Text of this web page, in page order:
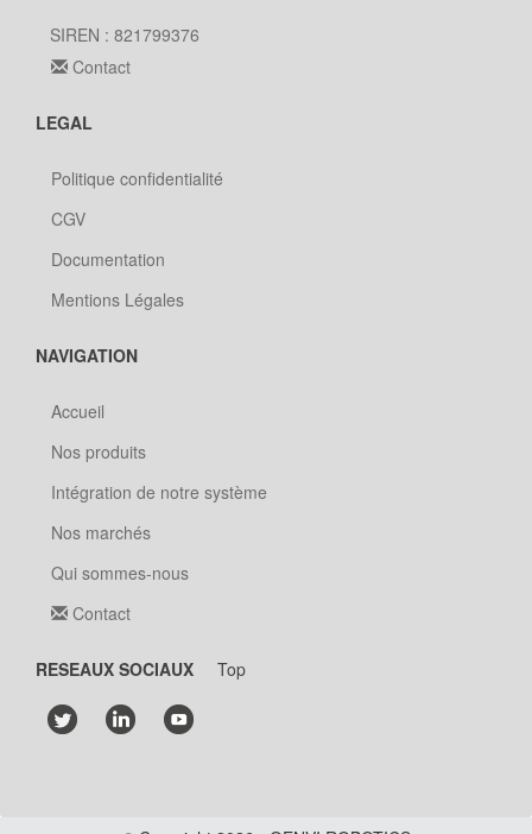
SIREN : 821799376
Contact
LEGAL
Politique confidentialité
CGV
Documentation
Mentions Légales
NAVIGATION
Accueil
Nos produits
Intégration de notre système
Nos marchés
Qui sommes-nous
Contact
RESEAUX SOCIAUX Top